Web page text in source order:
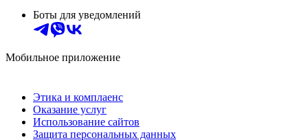
Боты для уведомлений
Мобильное приложение
Этика и комплаенс
Оказание услуг
Использование сайтов
Защита персональных данных